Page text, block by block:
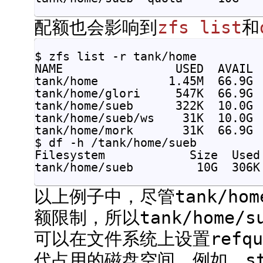
配额也会影响到zfs list和
$ zfs list -r tank/home
NAME                USED  AVAIL
tank/home          1.45M  66.9G
tank/home/glori     547K  66.9G
tank/home/sueb      322K  10.0G
tank/home/sueb/ws    31K
tank/home/mork       31K  66.9G
$ df -h /tank/home/sueb
Filesystem            Size  Used
以上例子中，尽管tank/
额限制，所以tank/home/
可以在文件系统上设置